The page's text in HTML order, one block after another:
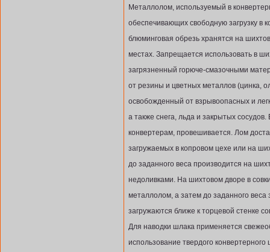
Металлолом, используемый в
обеспечивающих свободную загрузку в
блюминговая обрезь хранятся на
местах. Запрещается использовать в
загрязненный горюче-смазочными
от резины и цветных металлов (цинка,
освобожденный от взрывоопасных и
а также снега, льда и закрытых
конвертерам, провешивается. Лом
загружаемых в копровом цехе или на
до заданного веса производится на
недоливками. На шихтовом дворе в
металлолом, а затем до заданного
загружаются ближе к торцевой стенке
Для наводки шлака применяется
использование твердого